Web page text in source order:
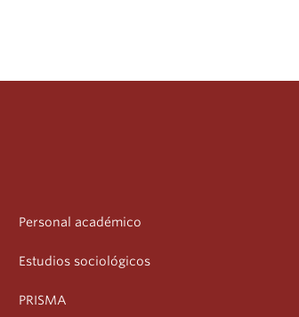
Personal académico
Estudios sociológicos
PRISMA